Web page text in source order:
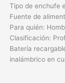
Tipo de enchufe
Fuente de
Para quién:
Clasificación:
Batería
inalámbrico en